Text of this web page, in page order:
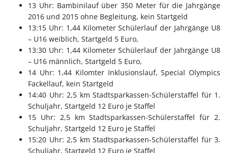
13 Uhr: Bambinilauf über 350 Meter für die Jahrgänge
2016 und 2015 ohne Begleitung, kein Startgeld
13:15 Uhr: 1,44 Kilometer Schülerlauf der Jahrgänge U8
– U16 weiblich, Startgeld 5 Euro,
13:30 Uhr: 1,44 Kilometer Schülerlauf der Jahrgänge U8
– U16 männlich, Startgeld 5 Euro,
14 Uhr: 1,44 Kilomter Inklusionslauf, Special Olympics
Fackellauf, kein Startgeld
14:40 Uhr: 2,5 km Stadtsparkassen-Schülerstaffel für 1.
Schuljahr, Startgeld 12 Euro je Staffel
15 Uhr: 2,5 km Stadtsparkassen-Schülerstaffel für 2.
Schuljahr, Startgeld 12 Euro je Staffel
15:20 Uhr: 2,5 km Stadtsparkassen-Schülerstaffel für 3.
Schuljahr, Startgeld 12 Euro je Staffel